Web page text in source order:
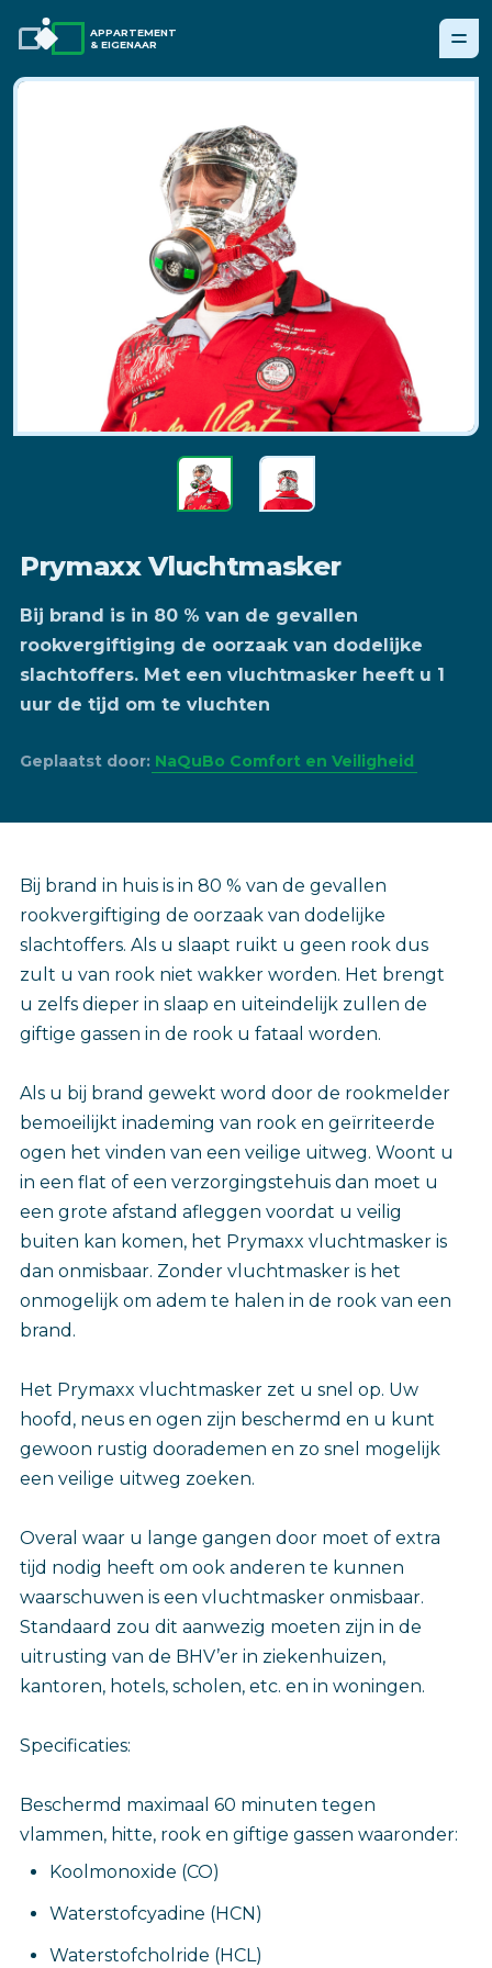
APPARTEMENT
& EIGENAAR
Prymaxx Vluchtmasker
Bij brand is in 80 % van de gevallen
rookvergiftiging de oorzaak van dodelijke
slachtoffers. Met een vluchtmasker heeft u 1
uur de tijd om te vluchten
Geplaatst door: NaQuBo Comfort en Veiligheid
Bij brand in huis is in 80 % van de gevallen
rookvergiftiging de oorzaak van dodelijke
slachtoffers. Als u slaapt ruikt u geen rook dus
zult u van rook niet wakker worden. Het brengt
u zelfs dieper in slaap en uiteindelijk zullen de
giftige gassen in de rook u fataal worden.
Als u bij brand gewekt word door de rookmelder
bemoeilijkt inademing van rook en geïrriteerde
ogen het vinden van een veilige uitweg. Woont u
in een flat of een verzorgingstehuis dan moet u
een grote afstand afleggen voordat u veilig
buiten kan komen, het Prymaxx vluchtmasker is
dan onmisbaar. Zonder vluchtmasker is het
onmogelijk om adem te halen in de rook van een
brand.
Het Prymaxx vluchtmasker zet u snel op. Uw
hoofd, neus en ogen zijn beschermd en u kunt
gewoon rustig doorademen en zo snel mogelijk
een veilige uitweg zoeken.
Overal waar u lange gangen door moet of extra
tijd nodig heeft om ook anderen te kunnen
waarschuwen is een vluchtmasker onmisbaar.
Standaard zou dit aanwezig moeten zijn in de
uitrusting van de BHV’er in ziekenhuizen,
kantoren, hotels, scholen, etc. en in woningen.
Specificaties:
Beschermd maximaal 60 minuten tegen
vlammen, hitte, rook en giftige gassen waaronder:
Koolmonoxide (CO)
Waterstofcyadine (HCN)
Waterstofcholride (HCL)